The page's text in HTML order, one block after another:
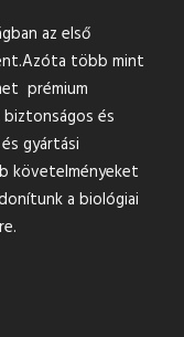
az első
több mint
prémium
és
gyártási
követelményeket
a biológiai